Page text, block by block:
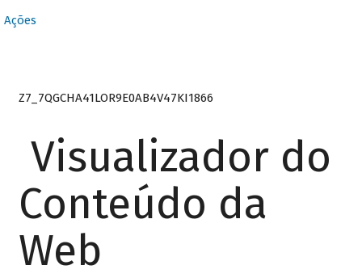
Ações
Z7_7QGCHA41LOR9E0AB4V47KI1866
Visualizador do
Conteúdo da
Web